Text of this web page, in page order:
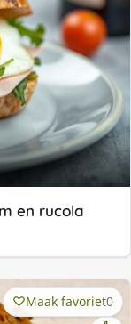
en rucola
Maak favoriet0